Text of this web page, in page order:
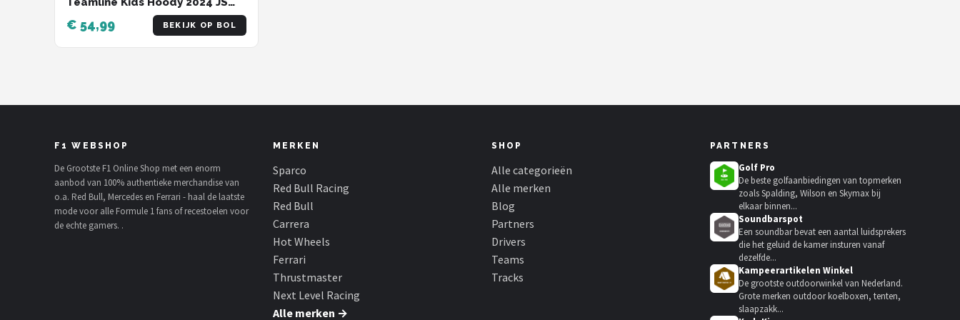
(128-134) - Max Verstappen -
Sergio Perez
€ 54,99 BEKIJK OP BOL
F1 WEBSHOP
De Grootste F1 Online Shop met een enorm
aanbod van 100% authentieke merchandise van
o.a. Red Bull, Mercedes en Ferrari - haal de laatste
mode voor alle Formule 1 fans of recestoelen voor
de echte gamers. .
MERKEN
Sparco
Red Bull Racing
Red Bull
Carrera
Hot Wheels
Ferrari
Thrustmaster
Next Level Racing
Alle merken →
SHOP
Alle categorieën
Alle merken
Blog
Partners
Drivers
Teams
Tracks
PARTNERS
Golf Pro
De beste golfaanbiedingen van topmerken
zoals Spalding, Wilson en Skymax bij
elkaar binnen...
Soundbarspot
Een soundbar bevat een aantal luidsprekers
die het geluid de kamer insturen vanaf
dezelfde...
Kampeerartikelen Winkel
De grootste outdoorwinkel van Nederland.
Grote merken outdoor koelboxen, tenten,
slaapzakk...